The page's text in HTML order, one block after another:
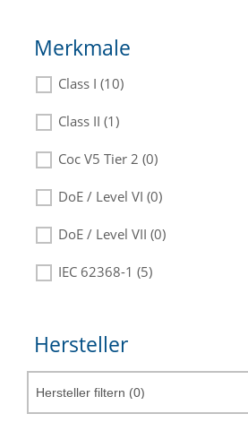
Merkmale
Class I (10)
Class II (1)
Coc V5 Tier 2 (0)
DoE / Level VI (0)
DoE / Level VII (0)
IEC 62368-1 (5)
Hersteller